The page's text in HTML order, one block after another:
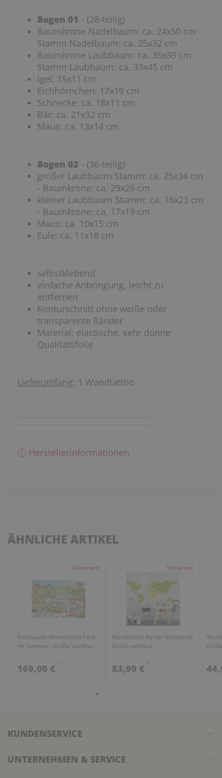
Bogen 01 - (28-teilig)
Baumkrone Nadelbaum: ca. 24x50 cm -
Stamm Nadelbaum: ca. 25x32 cm
Baumkrone Laubbaum: ca. 35x39 cm -
Stamm Laubbaum: ca. 33x45 cm
Igel: 15x11 cm
Eichhörnchen: 17x19 cm
Schnecke: ca. 18x11 cm
Bär: ca. 21x32 cm
Maus: ca. 13x14 cm
Bogen 02 - (36-teilig)
großer Laubbaum Stamm: ca. 25x34 cm
- Baumkrone: ca. 29x26 cm
kleiner Laubbaum Stamm: ca. 16x23 cm
- Baumkrone: ca. 17x19 cm
Maus: ca. 10x15 cm
Eule: ca. 11x18 cm
selbstklebend
einfache Anbringung, leicht zu
entfernen
Konturschnitt ohne weiße oder
transparente Ränder
Material: elastische, sehr dünne
Qualitätsfolie
Lieferumfang: 1 Wandtattoo
ⓘ Herstellerinformationen
ÄHNLICHE ARTIKEL
Varianten
Fototapete Wimmelbild Park
im Sommer, Größe wählbar
169,00 € *
Varianten
Wandtattoo Kinder-Weltkarte,
Größe wählbar
83,99 € *
KUNDENSERVICE
UNTERNEHMEN & SERVICE